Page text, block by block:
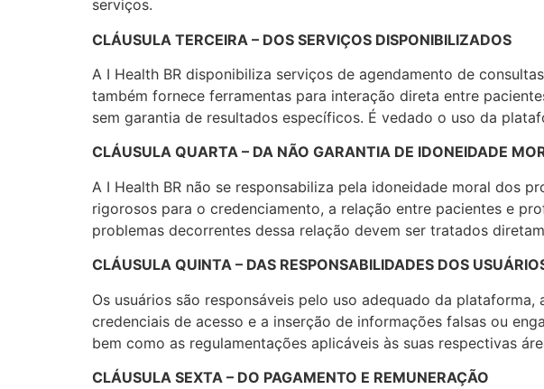
serviços.
CLÁUSULA TERCEIRA – DOS SERVIÇOS DISPONIBILIZADOS
A I Health BR disponibiliza serviços de agendamento de
também fornece ferramentas para interação direta entre
sem garantia de resultados específicos. É vedado o uso da
CLÁUSULA QUARTA – DA NÃO GARANTIA DE IDONEIDADE
A I Health BR não se responsabiliza pela idoneidade moral dos
rigorosos para o credenciamento, a relação entre pacientes e
problemas decorrentes dessa relação devem ser tratados
CLÁUSULA QUINTA – DAS RESPONSABILIDADES DOS
Os usuários são responsáveis pelo uso adequado da
credenciais de acesso e a inserção de informações falsas ou
bem como as regulamentações aplicáveis às suas respectivas
CLÁUSULA SEXTA – DO PAGAMENTO E REMUNERAÇÃO